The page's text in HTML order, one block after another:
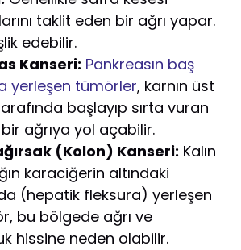
taklit eden bir ağrı yapar.
edebilir.
Kanseri: Pankreasın baş
yerleşen tümörler, karnın üst
başlayıp sırta vuran
ağrıya yol açabilir.
(Kolon) Kanseri: Kalın
karaciğerin altındaki
(hepatik fleksura) yerleşen
bu bölgede ağrı ve
hissine neden olabilir.